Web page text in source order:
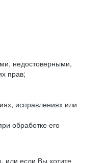
недостоверными,
прав;
исправлениях или
обработке его
или если Вы хотите